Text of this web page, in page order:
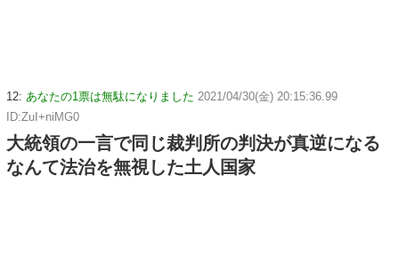
12: あなたの1票は無駄になりました 2021/04/30(金) 20:15:36.99
ID:ZuI+niMG0
大統領の一言で同じ裁判所の判決が真逆になる
なんて法治を無視した土人国家